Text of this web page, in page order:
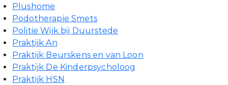
Plushome
Podotherapie Smets
Politie Wijk bij Duurstede
Praktijk An
Praktijk Beurskens en van Loon
Praktijk De Kinderpsycholoog
Praktijk HSN